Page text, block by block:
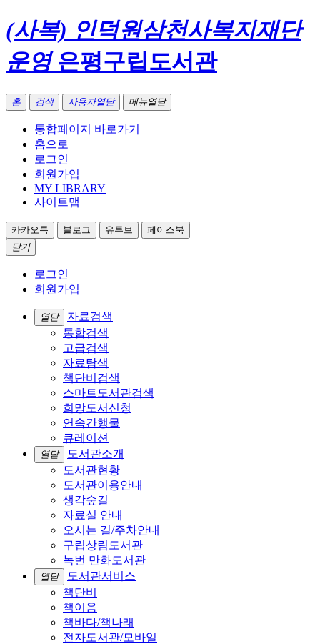
(사복) 인덕원삼천사복지재단
운영은평구립도서관
홈 검색 사용자열닫 메뉴열닫
통합페이지 바로가기
홈으로
로그인
회원가입
MY LIBRARY
사이트맵
카카오톡 블로그 유투브
페이스북
닫기
로그인
회원가입
열닫
자료검색
통합검색
고급검색
자료탐색
책단비검색
스마트도서관검색
희망도서신청
연속간행물
큐레이션
열닫
도서관소개
도서관현황
도서관이용안내
생각숲길
자료실 안내
오시는 길/주차안내
구립상림도서관
녹번 만화도서관
열닫
도서관서비스
책단비
책이음
책바다/책나래
전자도서관/모바일